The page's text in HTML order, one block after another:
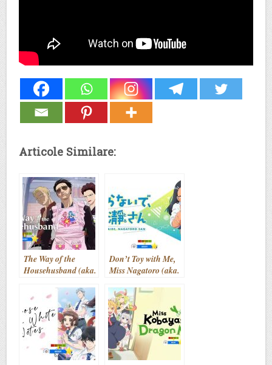
Articole Similare:
The Way of the
Househusband (aka.
(2021- )
Don’t Toy with Me,
Miss Nagatoro (aka.
Nagatoro-san)
(2021- )